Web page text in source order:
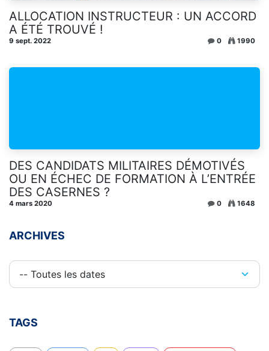
ALLOCATION INSTRUCTEUR : UN ACCORD
A ÉTÉ TROUVÉ !
9 sept. 2022 0 1990
DES CANDIDATS MILITAIRES DÉMOTIVÉS
OU EN ÉCHEC DE FORMATION À L’ENTRÉE
DES CASERNES ?
4 mars 2020 0 1648
ARCHIVES
TAGS